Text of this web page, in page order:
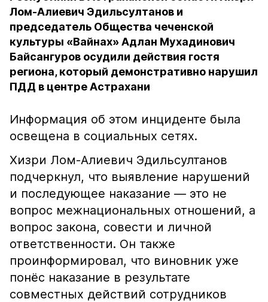
Лом-Алиевич Эдильсултанов и
председатель Общества чеченской
культуры «Вайнах» Адлан Мухадинович
Байсангуров осудили действия гостя
региона, который демонстративно нарушил
ПДД в центре Астрахани
Информация об этом инциденте была
освещена в социальных сетях.
Хизри Лом-Алиевич Эдильсултанов
подчеркнул, что выявление нарушений
и последующее наказание — это не
вопрос межнациональных отношений, а
вопрос закона, совести и личной
ответственности. Он также
проинформировал, что виновник уже
понёс наказание в результате
совместных действий сотрудников